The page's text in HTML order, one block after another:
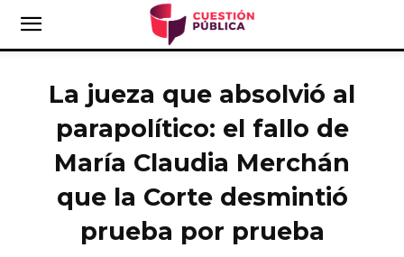
La jueza que absolvió al
parapolítico: el fallo de
María Claudia Merchán
que la Corte desmintió
prueba por prueba